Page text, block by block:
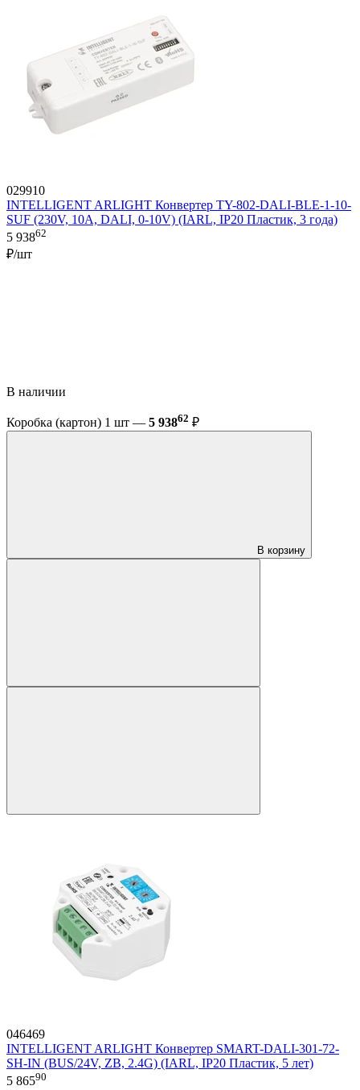
029910
INTELLIGENT ARLIGHT Конвертер TY-802-DALI-BLE-1-10-
SUF (230V, 10A, DALI, 0-10V) (IARL, IP20 Пластик, 3 года)
5 93862
₽/шт
В наличии
Коробка (картон) 1 шт — 5 93862 ₽
В корзину
046469
INTELLIGENT ARLIGHT Конвертер SMART-DALI-301-72-
SH-IN (BUS/24V, ZB, 2.4G) (IARL, IP20 Пластик, 5 лет)
5 86590